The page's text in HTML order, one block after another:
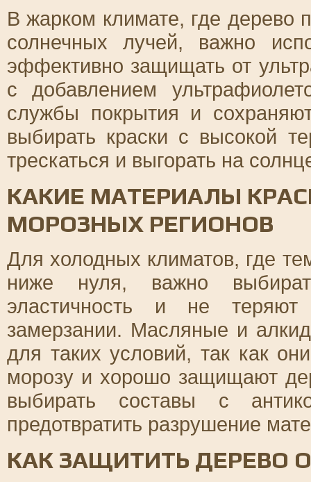
В жарком климате, где дерево
солнечных лучей, важно
эффективно защищать от
с добавлением
службы покрытия и
выбирать краски с высокой
трескаться и выгорать на
КАКИЕ МАТЕРИАЛЫ
МОРОЗНЫХ РЕГИОНОВ
Для холодных климатов, где
ниже нуля, важно
эластичность и не
замерзании. Масляные и
для таких условий, так как
морозу и хорошо защищают
выбирать составы с
предотвратить разрушение
КАК ЗАЩИТИТЬ ДЕРЕВО